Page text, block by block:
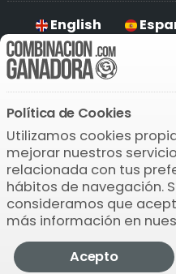
Lotería
Nacional
Comprobar
English
Política de Cookies
Utilizamos cookies
mejorar nuestros
relacionada con tus
hábitos de navegación.
consideramos que
más información en
Acepto